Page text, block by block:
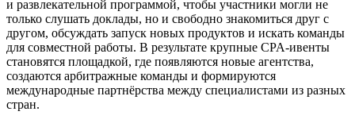
и развлекательной программой, чтобы участники могли не
только слушать доклады, но и свободно знакомиться друг с
другом, обсуждать запуск новых продуктов и искать команды
для совместной работы. В результате крупные CPA-ивенты
становятся площадкой, где появляются новые агентства,
создаются арбитражные команды и формируются
международные партнёрства между специалистами из разных
стран.